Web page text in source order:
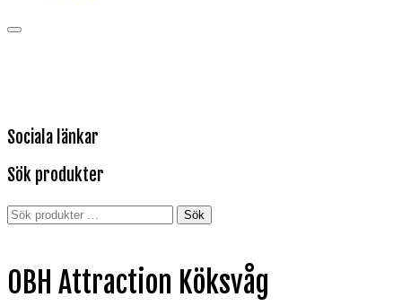
Sociala länkar
Sök produkter
Sök
Sök
OBH Attraction Köksvåg